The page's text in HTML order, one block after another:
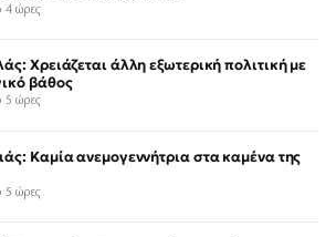
4 ώρες
Χρειάζεται άλλη εξωτερική πολιτική με
βάθος
5 ώρες
Καμία ανεμογεννήτρια στα καμένα της
5 ώρες